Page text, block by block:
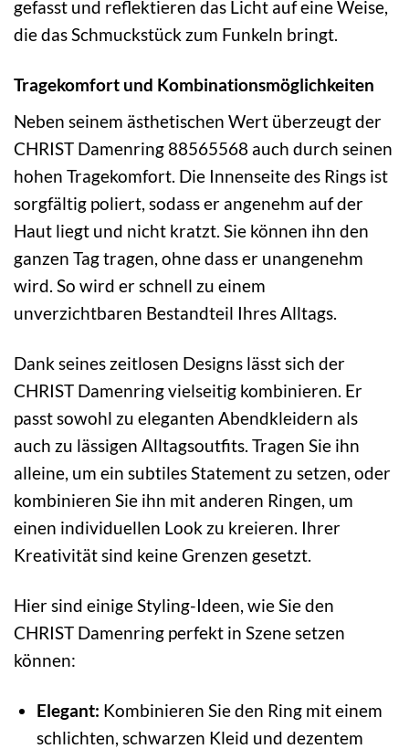
gefasst und reflektieren das Licht auf eine Weise,
die das Schmuckstück zum Funkeln bringt.
Tragekomfort und Kombinationsmöglichkeiten
Neben seinem ästhetischen Wert überzeugt der
CHRIST Damenring 88565568 auch durch seinen
hohen Tragekomfort. Die Innenseite des Rings ist
sorgfältig poliert, sodass er angenehm auf der
Haut liegt und nicht kratzt. Sie können ihn den
ganzen Tag tragen, ohne dass er unangenehm
wird. So wird er schnell zu einem
unverzichtbaren Bestandteil Ihres Alltags.
Dank seines zeitlosen Designs lässt sich der
CHRIST Damenring vielseitig kombinieren. Er
passt sowohl zu eleganten Abendkleidern als
auch zu lässigen Alltagsoutfits. Tragen Sie ihn
alleine, um ein subtiles Statement zu setzen, oder
kombinieren Sie ihn mit anderen Ringen, um
einen individuellen Look zu kreieren. Ihrer
Kreativität sind keine Grenzen gesetzt.
Hier sind einige Styling-Ideen, wie Sie den
CHRIST Damenring perfekt in Szene setzen
können:
Elegant: Kombinieren Sie den Ring mit einem
schlichten, schwarzen Kleid und dezentem